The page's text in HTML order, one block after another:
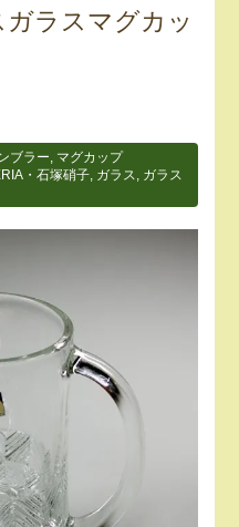
ラスマグカッ
ブラー
マグカップ
・石塚硝子 ガラス
ガラス